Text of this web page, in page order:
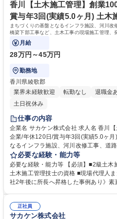
あります。一方、社員の声を経営に生
極的に取り入れる柔軟さも自慢です。 学歴・資格 学歴：大学院 大学 高専
短大 専修学校 高校 語学力： 資格：第
一級建築士
香川【土木施工管理】創業
賞与年3回(実績5.0ヶ月) 土木
まちづくりの基盤となるインフラ施設、河川改
橋梁下部工事など、土木工事の現場施工管理、
現場は主に県内で出張はほぼありません。
月給
28万円～45万円
勤務地
香川県綾歌郡
業界未経験歓迎
転勤なし 退職金
土日祝休み
仕事の内容
企業名 サカケン株式会社 求人名 香川【土木施工管理】創業100年の安定
企業/年休120日/賞与年3回(実績5.0ヶ月) 仕事の内容 まちづくりの基盤と
なるインフラ施設、河川改修工事、道
下部工事など、土木工事の現場施工管
せします。現場は主に県内で出張はほぼありません
最新の働き方」を両立する成長企業！
理、施工計画書及び施工管理書類の作
担が集中しない環境です。 ■【環境】
行直帰も可能です。 募集職種 香川【土木施工管理】創業100年の安定企
必要な経験・能力等
必要な経験・能力等 【必須】■2級土木
土木施工管理技士の資格 ■現場代理人または主任・監理技術者の経験 《入
社2年後に所長へ昇格した事例あり》
度と、仕事とプライベートのメリハリ
舗、だけどベンチャー」を掲げ、ICT活
正社員
サカケン株式会社